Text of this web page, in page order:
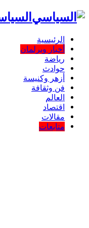
الرئيسية
أخبار وبرلمان
رياضة
حوادث
أزهر وكنيسة
فن وثقافة
العالم
اقتصاد
مقالات
متابعات